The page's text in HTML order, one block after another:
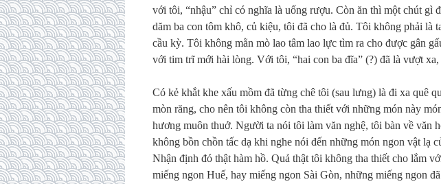
với tôi, “nhậu” chỉ có nghĩa là uống rượu. Còn ăn thì một chút gì
dăm ba con tôm khô, củ kiệu, tôi đã cho là đủ. Tôi không phải là
cầu kỳ. Tôi không mằn mò lao tâm lao lực tìm ra cho được gân
với tim trĩ mới hài lòng. Với tôi, “hai con ba đĩa” (?) đã là vượt xa,
Có kẻ khắt khe xấu mồm đã từng chê tôi (sau lưng) là đi xa quê
mòn răng, cho nên tôi không còn tha thiết với những món này
hương muôn thuở. Người ta nói tôi làm văn nghệ, tôi bàn về văn
không bồn chồn tấc dạ khi nghe nói đến những món ngon vật lạ
Nhận định đó thật hàm hồ. Quả thật tôi không tha thiết cho lắm
miếng ngon Huế, hay miếng ngon Sài Gòn, những miếng ngon